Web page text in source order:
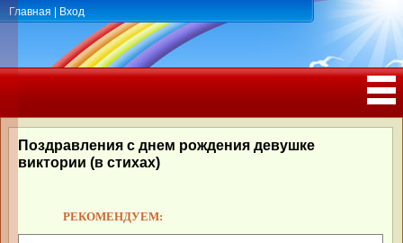
Главная Вход
РОЖДЕНИЯ, ЮБИЛЕЕМ
Поздравления с днем рождения девушке
виктории (в стихах)
РЕКОМЕНДУЕМ: